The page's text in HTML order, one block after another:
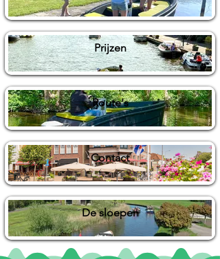
Prijzen
Route's
Contact
De sloepen